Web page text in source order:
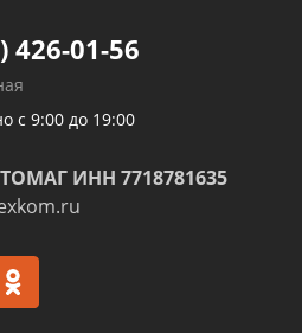
426-01-56
с 9:00 до 19:00
ИНН 7718781635